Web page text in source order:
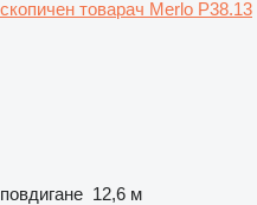
товарач Merlo P38.13
12,6 м